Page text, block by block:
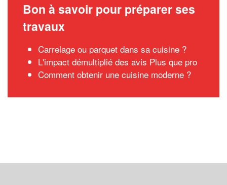
Bon à savoir pour préparer ses
travaux
Carrelage ou parquet dans sa cuisine ?
L'impact démultiplié des avis Plus que pro
Comment obtenir une cuisine moderne ?